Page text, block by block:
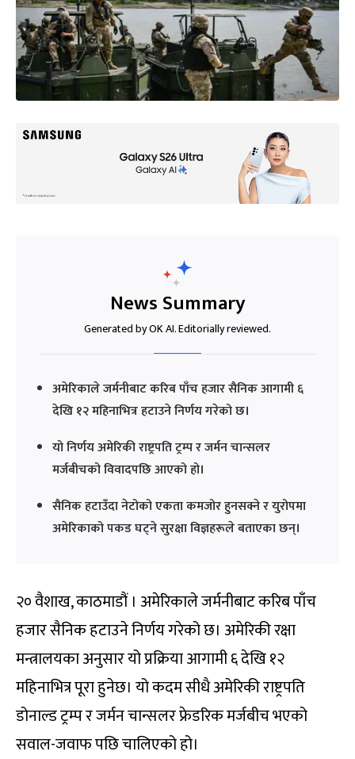
News Summary
Generated by OK AI. Editorially reviewed.
अमेरिकाले जर्मनीबाट करिब पाँच हजार सैनिक आगामी ६
देखि १२ महिनाभित्र हटाउने निर्णय गरेको छ।
यो निर्णय अमेरिकी राष्ट्रपति ट्रम्प र जर्मन चान्सलर
मर्जबीचको विवादपछि आएको हो।
सैनिक हटाउँदा नेटोको एकता कमजोर हुनसक्ने र युरोपमा
अमेरिकाको पकड घट्ने सुरक्षा विज्ञहरूले बताएका छन्।
२० वैशाख, काठमाडौं । अमेरिकाले जर्मनीबाट करिब पाँच
हजार सैनिक हटाउने निर्णय गरेको छ। अमेरिकी रक्षा
मन्त्रालयका अनुसार यो प्रक्रिया आगामी ६ देखि १२
महिनाभित्र पूरा हुनेछ। यो कदम सीधै अमेरिकी राष्ट्रपति
डोनाल्ड ट्रम्प र जर्मन चान्सलर फ्रेडरिक मर्जबीच भएको
सवाल-जवाफ पछि चालिएको हो।